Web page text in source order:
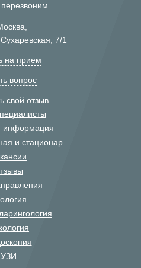
7/1
на прием
вопрос
свой отзыв
информация
и стационар
УЗИ